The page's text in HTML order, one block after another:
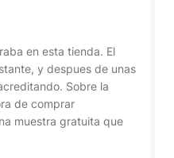
en esta tienda. El
y despues de unas
Sobre la
de comprar
muestra gratuita que